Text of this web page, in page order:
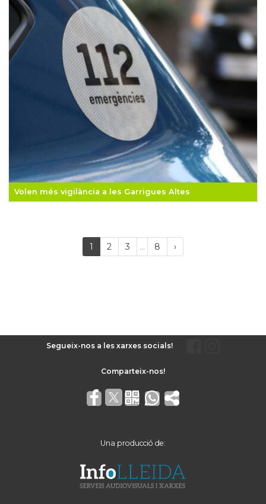
Volen més vigilància a les Garrigues Altes
1 (current)
2 3 ... 8 ›Próxima
página
Segueix-nos a les xarxes socials!
Una producció de: